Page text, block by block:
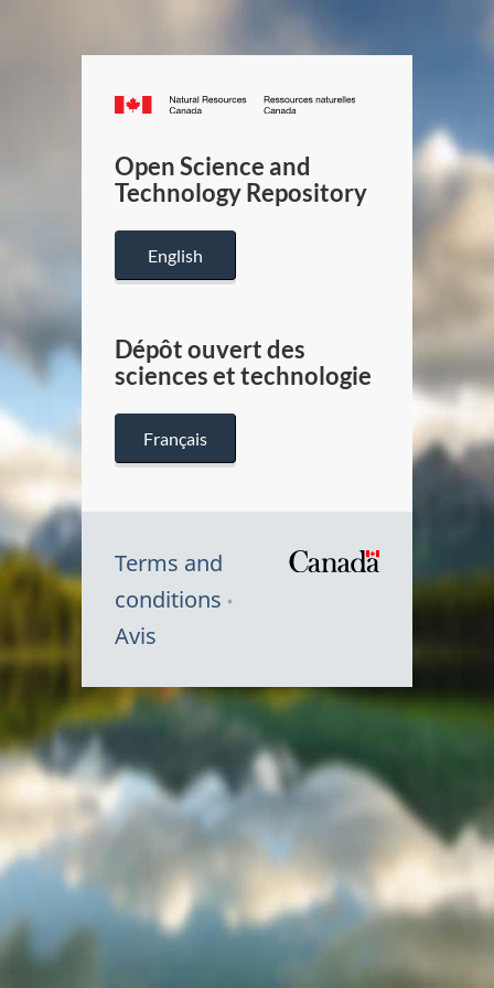
Canada.ca
/
Canada
Open Science and
Technology Repository
English
Dépôt ouvert des
sciences et technologie
Français
Terms and
conditions
Avis
Symbole
du